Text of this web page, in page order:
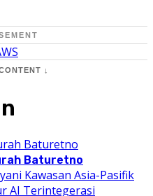
↓
Baturetno